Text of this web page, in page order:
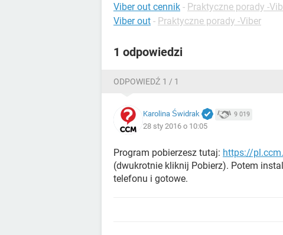
Viber out cennik - Praktyczne porady -
Viber out - Praktyczne porady -Viber
1 odpowiedzi
ODPOWIEDŹ 1 / 1
Karolina Świdrak 9 019
28 sty 2016 o 10:05
Program pobierzesz tutaj: https://
(dwukrotnie kliknij Pobierz). Potem
telefonu i gotowe.